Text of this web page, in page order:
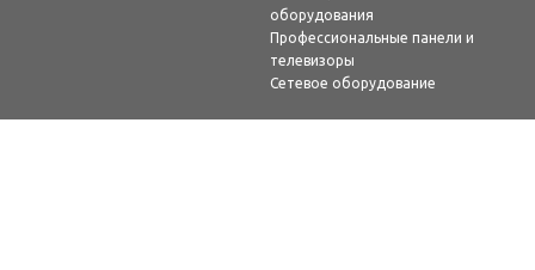
оборудования
Профессиональные панели и
телевизоры
Сетевое оборудование